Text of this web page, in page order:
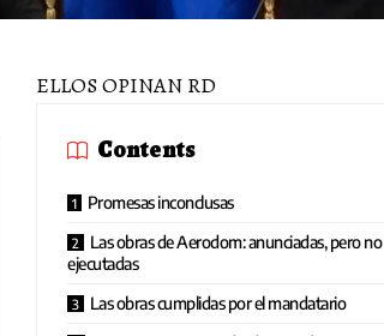
ELLOS OPINAN RD
Contents
Promesas inconclusas
Las obras de Aerodom: anunciadas, pero no
ejecutadas
Las obras cumplidas por el mandatario